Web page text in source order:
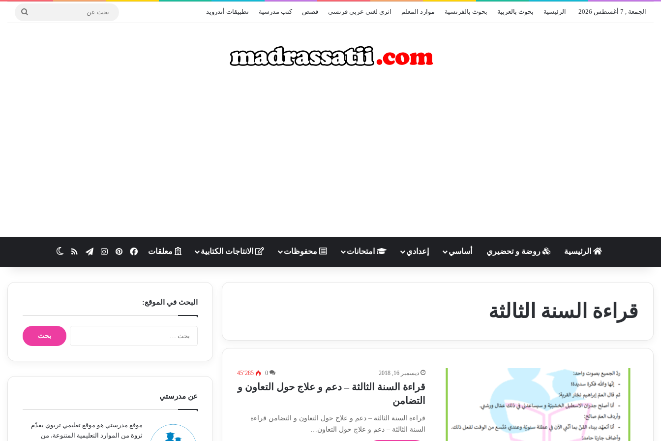
الجمعة , 7 أغسطس 2026 الرئيسية بحوث بالعربية بحوث بالفرنسية موارد المعلم اثري لغتي عربي فرنسي قصص كتب مدرسية تطبيقات أندرويد
الرئيسية روضة و تحضيري أساسي إعدادي امتحانات محفوظات الانتاجات الكتابية معلقات فيسبوكبينتيريستانستقرامتيلقرامملخص الموقع RSS
قراءة السنة الثالثة
ديسمبر 16, 2018 0 45٬285
قراءة السنة الثالثة – دعم و علاج حول التعاون و
التضامن
قراءة السنة الثالثة – دعم و علاج حول التعاون و التضامن قراءة
السنة الثالثة – دعم و علاج حول التعاون…
البحث في الموقع:
ح
عن مدرستي
موقع مدرستي هو موقع تعليمي تربوي يقدّم
ثروة من الموارد التعليمية المتنوعة، من